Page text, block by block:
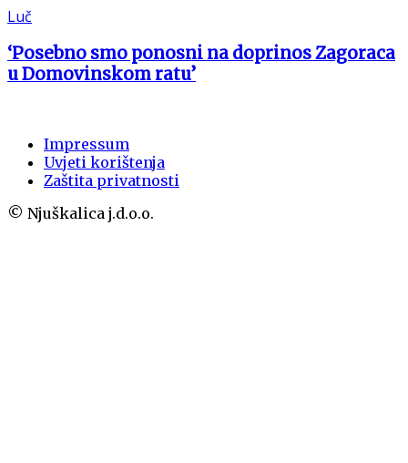
Luč
‘Posebno smo ponosni na doprinos Zagoraca
u Domovinskom ratu’
Impressum
Uvjeti korištenja
Zaštita privatnosti
© Njuškalica j.d.o.o.